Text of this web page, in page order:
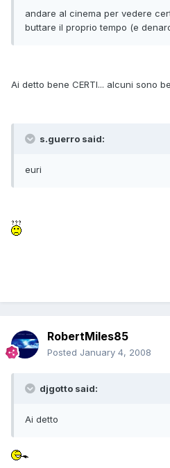
andare al cinema per vedere
buttare il proprio tempo (e
Ai detto bene CERTI... alcuni sono
s.guerro said:
euri
RobertMiles85
Posted January 4, 2008
djgotto said:
Ai detto